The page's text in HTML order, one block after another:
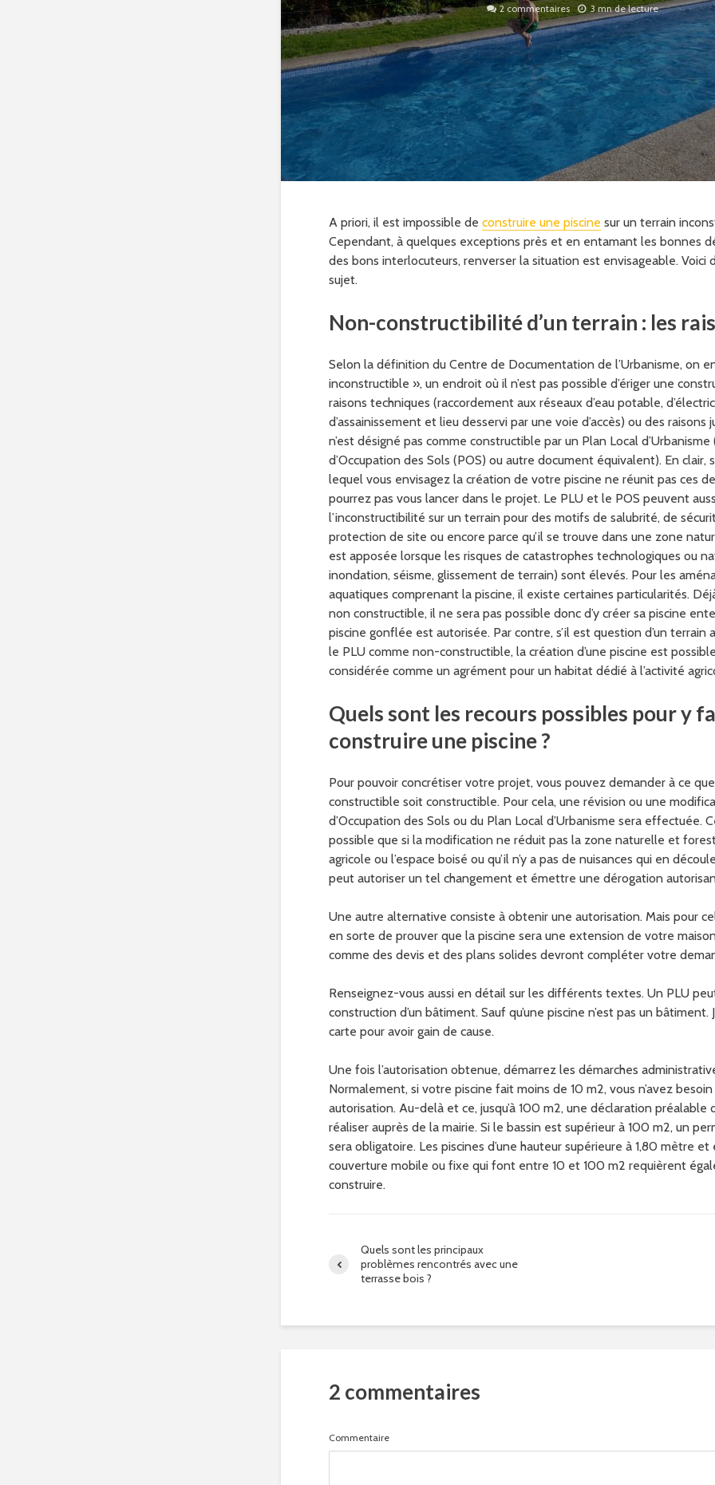
2 commentaires 3 mn de lecture
A priori, il est impossible de construire une piscine sur un terrain
Cependant, à quelques exceptions près et en entamant les bonnes
des bons interlocuteurs, renverser la situation est envisageable. Voici
sujet.
Non-constructibilité d’un terrain : les
Selon la définition du Centre de Documentation de l’Urbanisme, on
inconstructible », un endroit où il n’est pas possible d’ériger une
raisons techniques (raccordement aux réseaux d’eau potable,
d’assainissement et lieu desservi par une voie d’accès) ou des raisons
n’est désigné pas comme constructible par un Plan Local d’Urbanisme
d’Occupation des Sols (POS) ou autre document équivalent). En clair,
lequel vous envisagez la création de votre piscine ne réunit pas ces
pourrez pas vous lancer dans le projet. Le PLU et le POS peuvent
l’inconstructibilité sur un terrain pour des motifs de salubrité, de
protection de site ou encore parce qu’il se trouve dans une zone
est apposée lorsque les risques de catastrophes technologiques ou
inondation, séisme, glissement de terrain) sont élevés. Pour les
aquatiques comprenant la piscine, il existe certaines particularités.
non constructible, il ne sera pas possible donc d’y créer sa piscine
piscine gonflée est autorisée. Par contre, s’il est question d’un terrain
le PLU comme non-constructible, la création d’une piscine est
considérée comme un agrément pour un habitat dédié à l’activité
Quels sont les recours possibles pour y
construire une piscine ?
Pour pouvoir concrétiser votre projet, vous pouvez demander à ce
constructible soit constructible. Pour cela, une révision ou une
d’Occupation des Sols ou du Plan Local d’Urbanisme sera effectuée.
possible que si la modification ne réduit pas la zone naturelle et
agricole ou l’espace boisé ou qu’il n’y a pas de nuisances qui en
peut autoriser un tel changement et émettre une dérogation
Une autre alternative consiste à obtenir une autorisation. Mais pour
en sorte de prouver que la piscine sera une extension de votre
comme des devis et des plans solides devront compléter votre
Renseignez-vous aussi en détail sur les différents textes. Un PLU
construction d’un bâtiment. Sauf qu’une piscine n’est pas un
carte pour avoir gain de cause.
Une fois l’autorisation obtenue, démarrez les démarches
Normalement, si votre piscine fait moins de 10 m2, vous n’avez besoin
autorisation. Au-delà et ce, jusqu’à 100 m2, une déclaration préalable
réaliser auprès de la mairie. Si le bassin est supérieur à 100 m2, un
sera obligatoire. Les piscines d’une hauteur supérieure à 1,80 mètre et
couverture mobile ou fixe qui font entre 10 et 100 m2 requièrent
construire.
Quels sont les principaux
problèmes rencontrés avec une
terrasse bois ?
2 commentaires
Commentaire